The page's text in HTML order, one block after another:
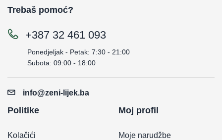
Trebaš pomoć?
+387 32 461 093
Ponedjeljak - Petak: 7:30 - 21:00
Subota: 09:00 - 18:00
info@zeni-lijek.ba
Politike
Kolačići
Moj profil
Moje narudžbe